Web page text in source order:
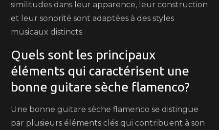
similitudes dans leur apparence, leur construction
et leur sonorité sont adaptées à des styles
musicaux distincts.
Quels sont les principaux
éléments qui caractérisent une
bonne guitare sèche flamenco?
Une bonne guitare sèche flamenco se distingue
par plusieurs éléments clés qui contribuent à son